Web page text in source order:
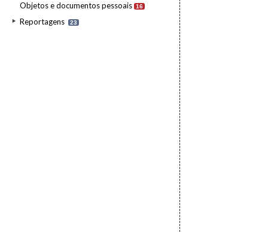
Objetos e documentos pessoais 16
Reportagens 23